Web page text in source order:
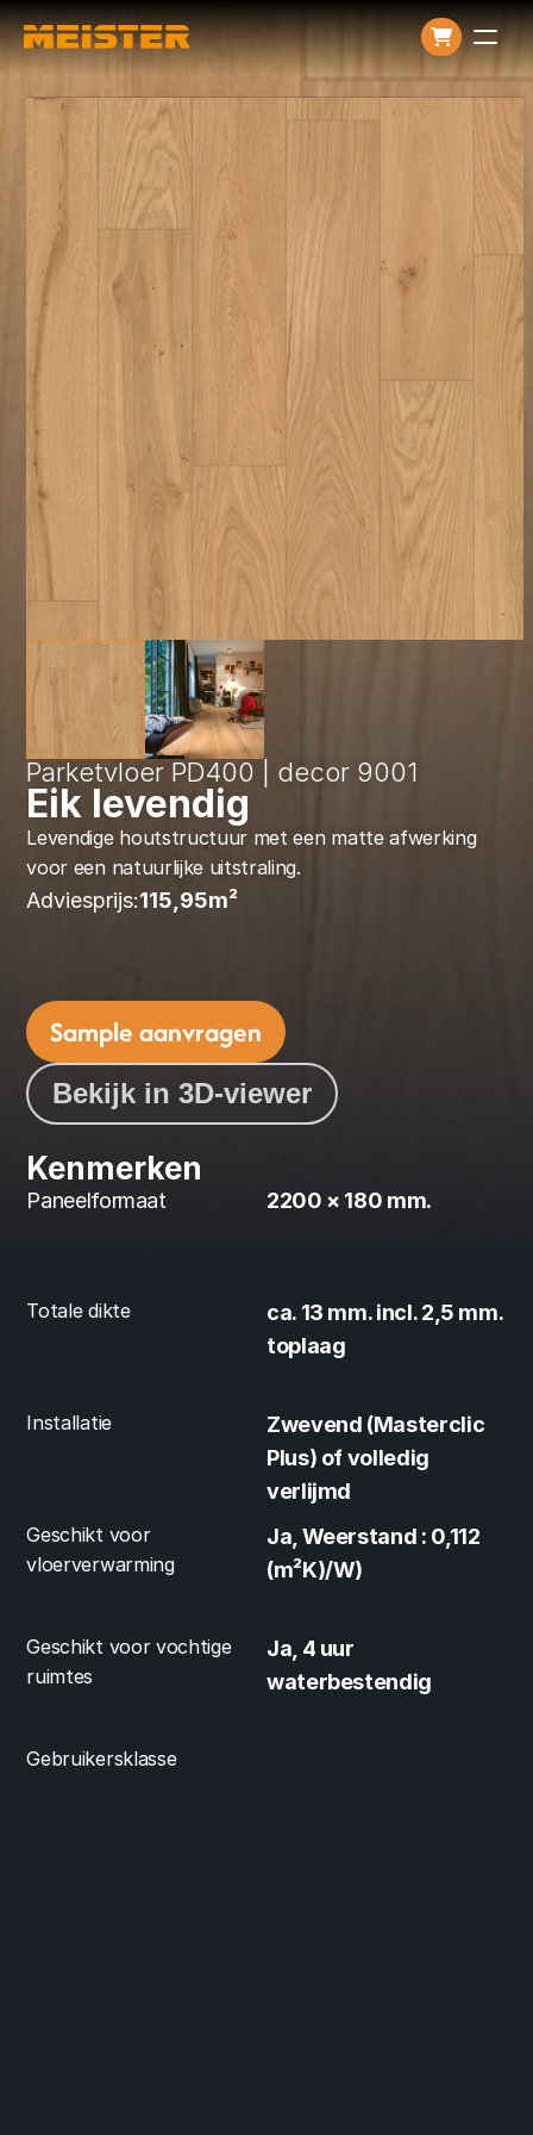
ProductenOver ons
Parketvloer PD400 | decor 9001
Eik levendig
Adviesprijs:115,95m²
Levendige houtstructuur met een matte afwerking
voor een natuurlijke uitstraling.
Sample aanvragen
Bekijk in 3D-viewer
Kenmerken
Paneelformaat 2200 × 180 mm.
Totale dikte
ca. 13 mm. incl. 2,5 mm.
toplaag
Installatie
Zwevend (Masterclic
Plus) of volledig
verlijmd
Geschikt voor
vloerverwarming
Ja, Weerstand : 0,112
(m²K)/W)
Geschikt voor vochtige
ruimtes
Ja, 4 uur
waterbestendig
Gebruikersklasse